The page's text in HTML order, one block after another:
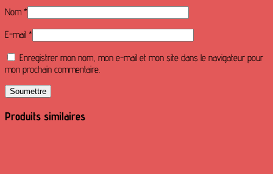
Nom *
E-mail *
Enregistrer mon nom, mon e-mail et mon site dans le navigateur pour
mon prochain commentaire.
Produits similaires